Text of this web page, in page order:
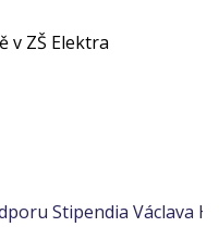
v ZŠ Elektra
Stipendia Václava